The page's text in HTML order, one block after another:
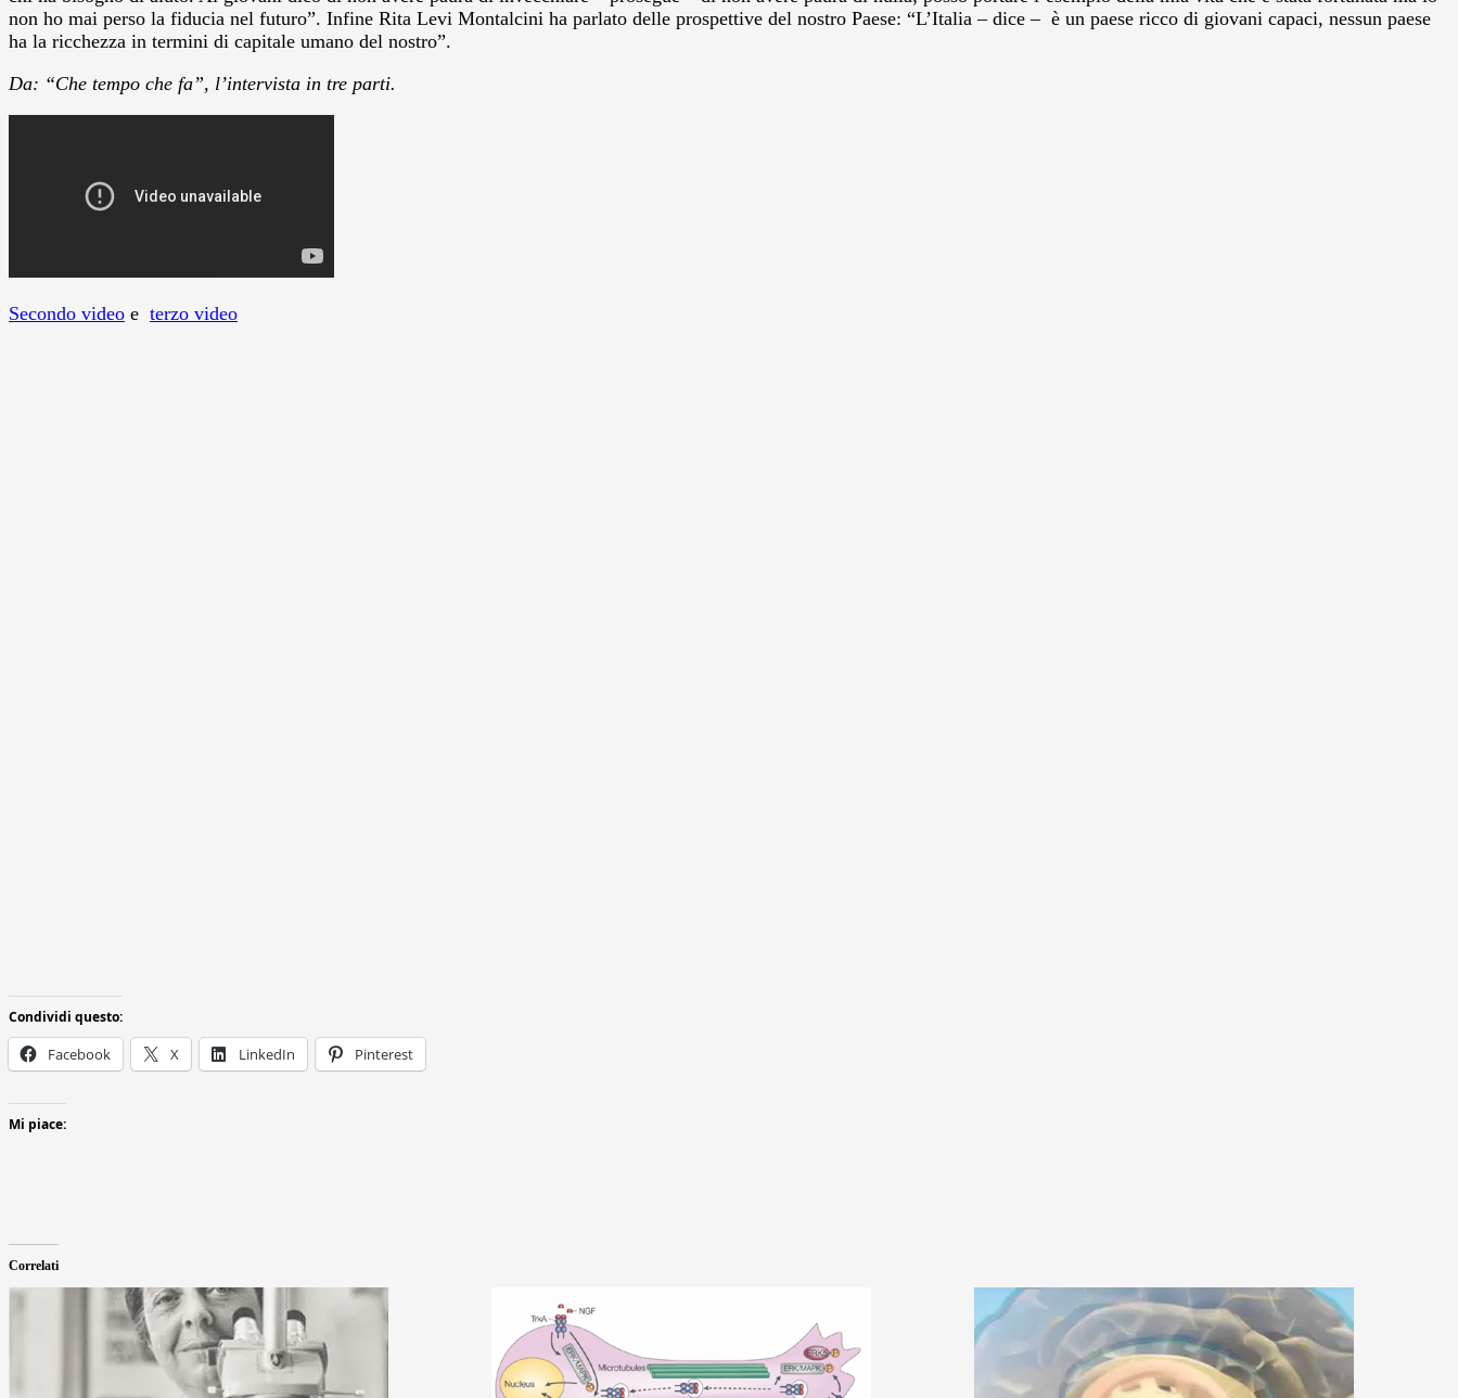
non ho mai perso la fiducia nel futuro”. Infine Rita Levi Montalcini ha parlato delle prospettive del nostro Paese: “L’Italia – dice – è un paese ricco di giovani capaci, nessun paese
ha la ricchezza in termini di capitale umano del nostro”.
Da: “Che tempo che fa”, l’intervista in tre parti.
Secondo video e terzo video
Condividi questo:
Facebook X LinkedIn Pinterest
Mi piace:
Correlati